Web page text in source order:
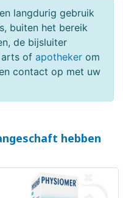
langdurig gebruik
buiten het bereik
de bijsluiter
arts of apotheker om
contact op met uw
hebben